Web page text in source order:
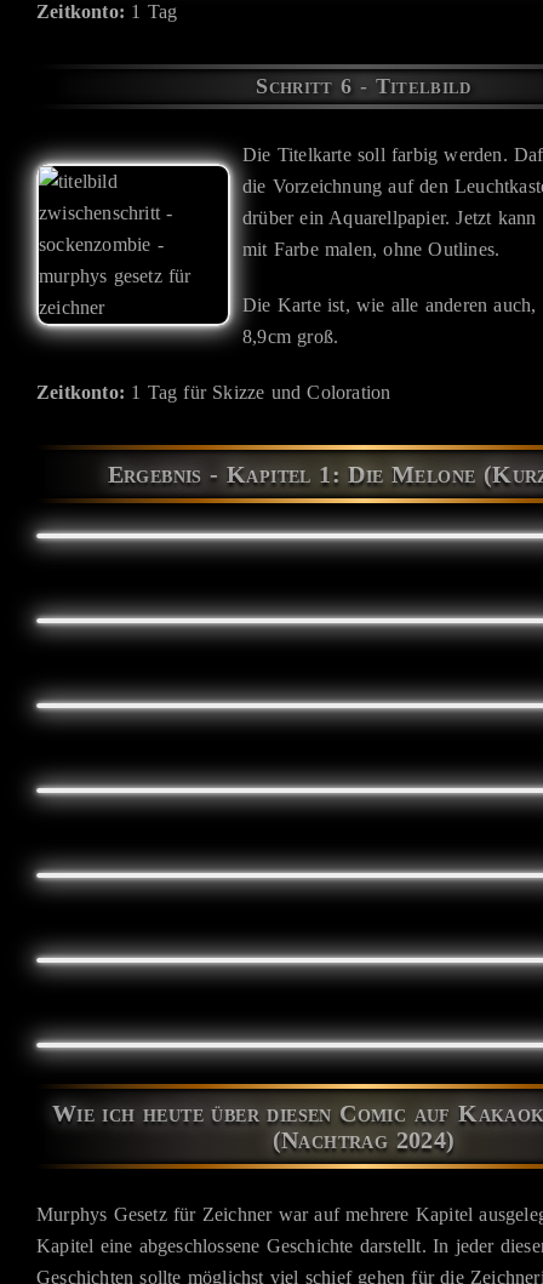
Zeitkonto: 1 Tag
Schritt 6 - Titelbild
Die Titelkarte soll farbig werden.
die Vorzeichnung auf den
drüber ein Aquarellpapier. Jetzt
mit Farbe malen, ohne Outlines.
Die Karte ist, wie alle anderen auch,
8,9cm groß.
Zeitkonto: 1 Tag für Skizze und Coloration
Ergebnis - Kapitel 1: Die Melone
Wie ich heute über diesen Comic auf
(Nachtrag 2024)
Murphys Gesetz für Zeichner war auf mehrere Kapitel
Kapitel eine abgeschlossene Geschichte darstellt. In jeder
Geschichten sollte möglichst viel schief gehen für die